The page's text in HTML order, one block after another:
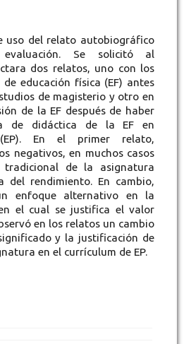
uso del relato autobiográfico
Se solicitó al
dos relatos, uno con los
educación física (EF) antes
de magisterio y otro en
de la EF después de haber
de didáctica de la EF en
En el primer relato,
negativos, en muchos casos
de la asignatura
del rendimiento. En cambio,
enfoque alternativo en la
el cual se justifica el valor
en los relatos un cambio
y la justificación de
en el currículum de EP.